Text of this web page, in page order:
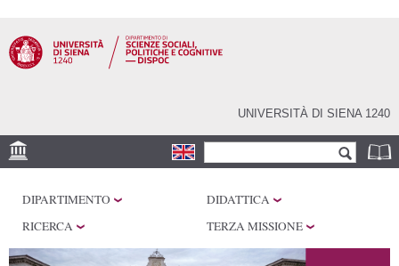
contenuto
principale
UNIVERSITÀ DI SIENA 1240
Form di ricerca
CENTRI DI RICERCA
DIPARTIMENTO
DIDATTICA
RICERCA
TERZA MISSIONE